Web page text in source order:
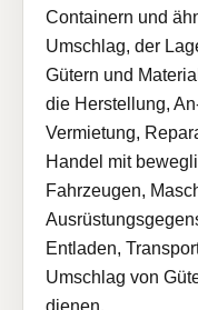
Containern und
Umschlag, der
Gütern und
die Herstellung,
Vermietung,
Handel mit
Fahrzeugen,
Entladen,
Umschlag von
dienen.